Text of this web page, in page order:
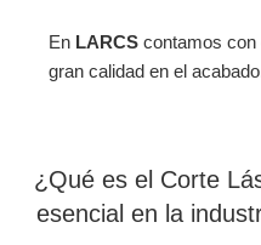
En LARCS contamos con
gran calidad en el
¿Qué es el Corte
esencial en la